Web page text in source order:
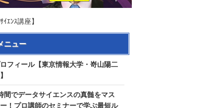
ｴﾝｽ講座】
ニュー
フィール【東京情報大学・嵜山陽二
間でデータサイエンスの真髄をマス
！プロ講師のセミナーで学ぶ最短ル